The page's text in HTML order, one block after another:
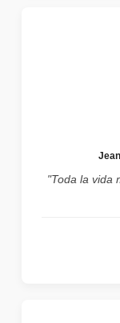
"Toda la vida